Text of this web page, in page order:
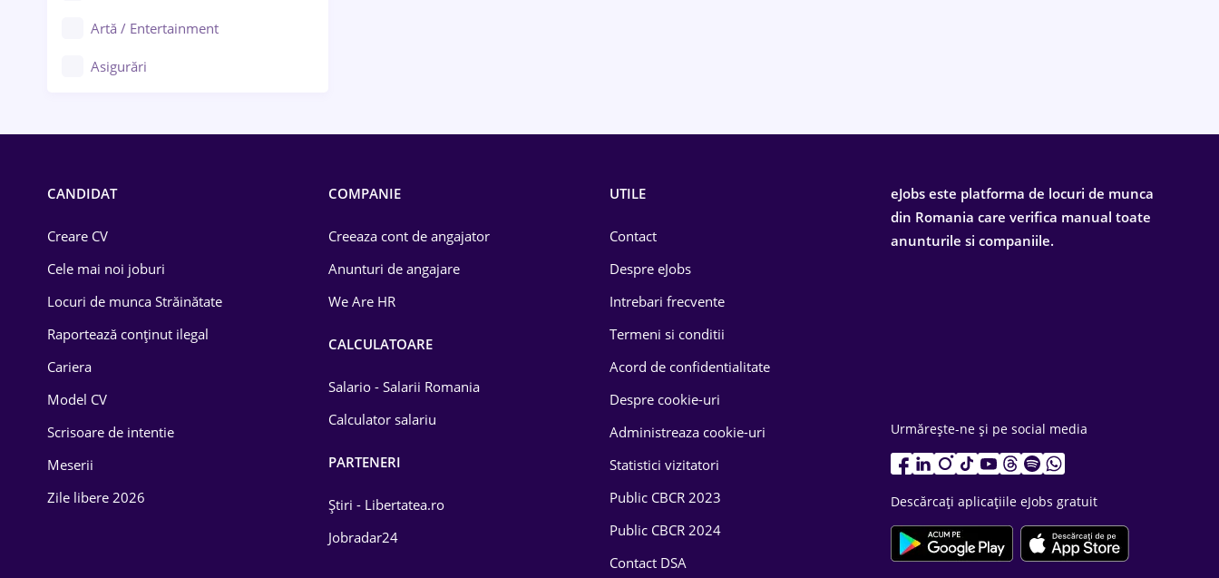
Artă / Entertainment
Asigurări
Drept
Educație / Training
Energetică
Farma
CANDIDAT
Creare CV
Cele mai noi joburi
Locuri de munca Străinătate
Raportează conținut ilegal
Cariera
Model CV
Scrisoare de intentie
Meserii
Zile libere 2026
COMPANIE
Creeaza cont de angajator
Anunturi de angajare
We Are HR
CALCULATOARE
Salario - Salarii Romania
Calculator salariu
PARTENERI
Știri - Libertatea.ro
Jobradar24
UTILE
Contact
Despre eJobs
Intrebari frecvente
Termeni si conditii
Acord de confidentialitate
Despre cookie-uri
Administreaza cookie-uri
Statistici vizitatori
Public CBCR 2023
Public CBCR 2024
Contact DSA
eJobs este platforma de locuri de munca
din Romania care verifica manual toate
anunturile si companiile.
Urmărește-ne și pe social media
Descărcați aplicațiile eJobs gratuit